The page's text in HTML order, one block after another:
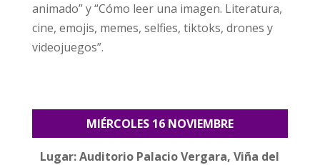
animado” y “Cómo leer una imagen. Literatura,
cine, emojis, memes, selfies, tiktoks, drones y
videojuegos”.
MIÉRCOLES 16 NOVIEMBRE
Lugar: Auditorio Palacio Vergara, Viña del